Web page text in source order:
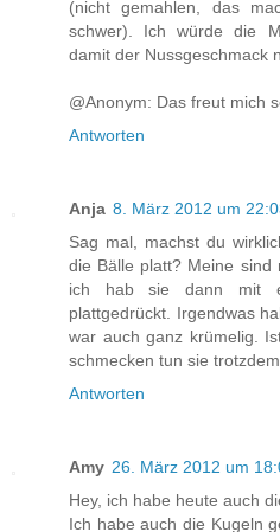
(nicht gemahlen, das
schwer). Ich würde die
damit der Nussgeschmack
@Anonym: Das freut mich
Antworten
Anja 8. März 2012 um
Sag mal, machst du
die Bälle platt? Meine sind
ich hab sie dann mit
plattgedrückt. Irgendwas
war auch ganz krümelig.
schmecken tun sie
Antworten
Amy 26. März 2012 um
Hey, ich habe heute auch
Ich habe auch die Kugeln